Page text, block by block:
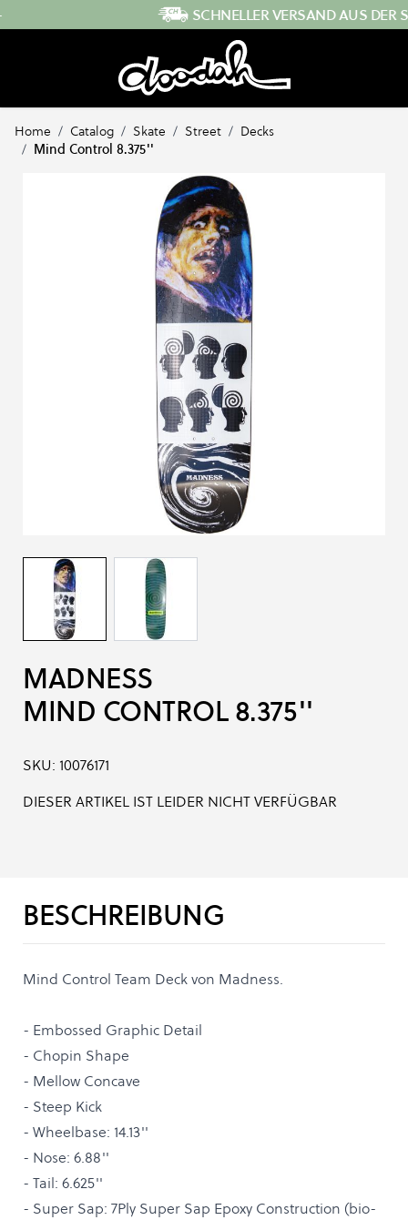
SCHNELLER VERSAND AUS DER SCHWEIZ
Home / Catalog / Skate / Street / Decks
/ Mind Control 8.375''
MADNESS
MIND CONTROL 8.375''
SKU: 10076171
DIESER ARTIKEL IST LEIDER NICHT VERFÜGBAR
BESCHREIBUNG
Mind Control Team Deck von Madness.
- Embossed Graphic Detail
- Chopin Shape
- Mellow Concave
- Steep Kick
- Wheelbase: 14.13''
- Nose: 6.88''
- Tail: 6.625''
- Super Sap: 7Ply Super Sap Epoxy Construction (bio-